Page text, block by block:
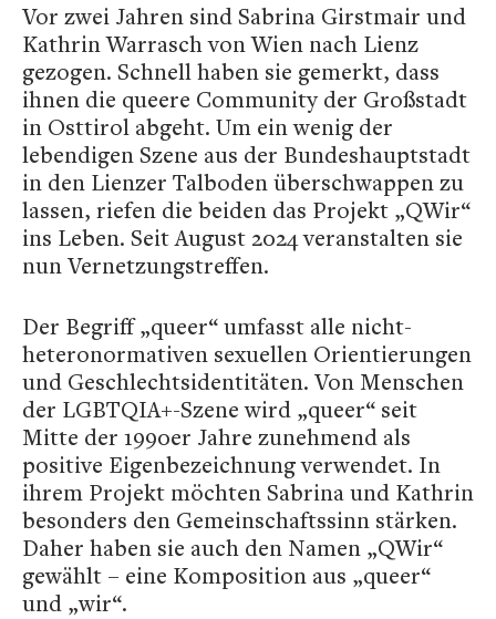
Vor zwei Jahren sind Sabrina Girstmair und
Kathrin Warrasch von Wien nach Lienz
gezogen. Schnell haben sie gemerkt, dass
ihnen die queere Community der Großstadt
in Osttirol abgeht. Um ein wenig der
lebendigen Szene aus der Bundeshauptstadt
in den Lienzer Talboden überschwappen zu
lassen, riefen die beiden das Projekt „QWir“
ins Leben. Seit August 2024 veranstalten sie
nun Vernetzungstreffen.
Der Begriff „queer“ umfasst alle nicht-
heteronormativen sexuellen Orientierungen
und Geschlechtsidentitäten. Von Menschen
der LGBTQIA+-Szene wird „queer“ seit
Mitte der 1990er Jahre zunehmend als
positive Eigenbezeichnung verwendet. In
ihrem Projekt möchten Sabrina und Kathrin
besonders den Gemeinschaftssinn stärken.
Daher haben sie auch den Namen „QWir“
gewählt – eine Komposition aus „queer“
und „wir“.